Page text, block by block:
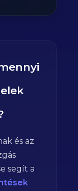
és az
segít a